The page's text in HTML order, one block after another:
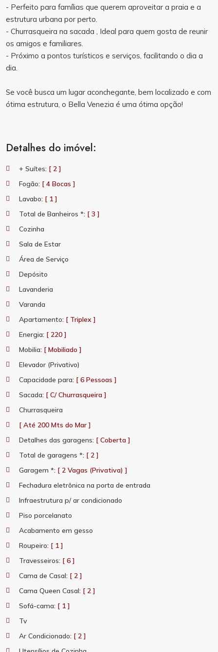
- Perfeito para famílias que querem aproveitar a praia e a
estrutura urbana por perto.
- Churrasqueira na sacada , Ideal para quem gosta de reunir
os amigos e familiares.
- Próximo a pontos turísticos e serviços, facilitando o dia a
dia.
Se você busca um lugar aconchegante, bem localizado e com
ótima estrutura, o Bella Venezia é uma ótima opção!
Detalhes do imóvel:
+ Suítes: [ 2 ]
Fogão: [ 4 Bocas ]
Lavabo: [ 1 ]
Total de Banheiros *: [ 3 ]
Cozinha
Sala de Estar
Área de Serviço
Depósito
Lavanderia
Varanda
Apartamento: [ Triplex ]
Energia: [ 220 ]
Mobilia: [ Mobiliado ]
Elevador (Privativo)
Capacidade para: [ 6 Pessoas ]
Sacada: [ C/ Churrasqueira ]
Churrasqueira
[ Até 200 Mts do Mar ]
Detalhes das garagens: [ Coberta ]
Total de garagens *: [ 2 ]
Garagem *: [ 2 Vagas (Privativa) ]
Fechadura eletrônica na porta de entrada
Infraestrutura p/ ar condicionado
Piso porcelanato
Acabamento em gesso
Roupeiro: [ 1 ]
Travesseiros: [ 6 ]
Cama de Casal: [ 2 ]
Cama Queen Casal: [ 2 ]
Sofá-cama: [ 1 ]
Tv
Ar Condicionado: [ 2 ]